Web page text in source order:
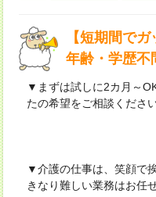
【短期間で
年齢・学歴不
▼まずは試しに2カ月～
たの希望をご相談くださ
▼介護の仕事は、笑顔で
きなり難しい業務はお任